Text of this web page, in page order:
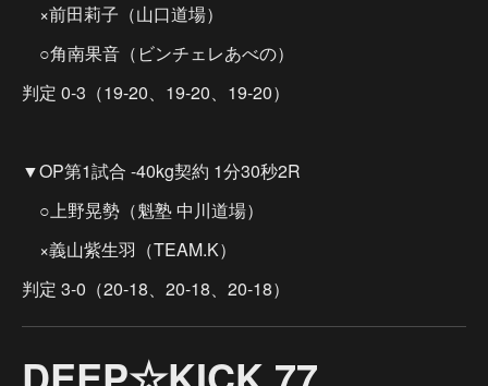
×前田莉子（山口道場）
○角南果音（ビンチェレあべの）
判定 0-3（19-20、19-20、19-20）
▼OP第1試合 -40kg契約 1分30秒2R
○上野晃勢（魁塾 中川道場）
×義山紫生羽（TEAM.K）
判定 3-0（20-18、20-18、20-18）